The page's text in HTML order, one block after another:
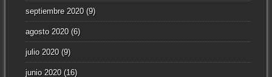
septiembre 2020(9)
agosto 2020(6)
julio 2020(9)
junio 2020(16)